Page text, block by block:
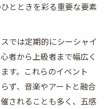
とときを彩る重要な要素
では定期的にシーシャイ
者から上級者まで幅広く
す。これらのイベント
ず、音楽やアートと融合
されることも多く、五感